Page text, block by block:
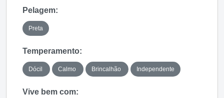
Pelagem:
Preta
Temperamento:
Dócil Calmo Brincalhão Independente
Vive bem com: